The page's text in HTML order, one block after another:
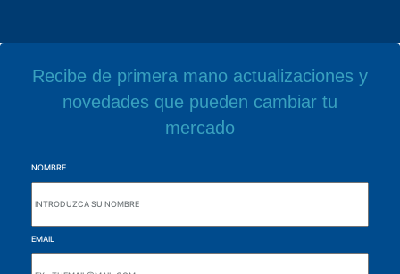
Recibe de primera mano actualizaciones y
novedades que pueden cambiar tu
mercado
NOMBRE
EMAIL